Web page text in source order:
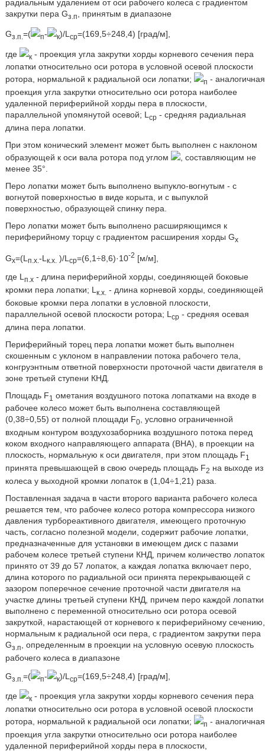
радиальным удалением от оси рабочего колеса с градиентом
закрутки пера Gз.п , принятым в диапазоне
Gз.п. =( п- к)/L ср=(169,5÷248,4) [град/м],
где к- проекция угла закрутки хорды корневого сечения пера
лопатки относительно оси ротора в условной осевой плоскости
ротора, нормальной к радиальной оси лопатки;
п - аналогичная
проекция угла закрутки относительно оси ротора наиболее
удаленной периферийной хорды пера в плоскости,
параллельной упомянутой осевой; L ср - средняя радиальная
длина пера лопатки.
При этом конический элемент может быть выполнен с наклоном
образующей к оси вала ротора под углом
, составляющим не
менее 35°.
Перо лопатки может быть выполнено выпукло-вогнутым - с
вогнутой поверхностью в виде корыта, и с выпуклой
поверхностью, образующей спинку пера.
Перо лопатки может быть выполнено расширяющимся к
периферийному торцу с градиентом расширения хорды Gх
Gх=(L п.х. -L к.х. )/L ср=(6,1÷8,6)·10-2 [м/м],
где Lп.х- длина периферийной хорды, соединяющей боковые
кромки пера лопатки; L к.х. - длина корневой хорды, соединяющей
боковые кромки пера лопатки в условной плоскости,
параллельной осевой плоскости ротора; L ср - средняя осевая
длина пера лопатки.
Периферийный торец пера лопатки может быть выполнен
скошенным с уклоном в направлении потока рабочего тела,
конгруэнтным ответной поверхности проточной части двигателя в
зоне третьей ступени КНД.
Площадь F1 ометания воздушного потока лопатками на входе в
рабочее колесо может быть выполнена составляющей
(0,38÷0,55) от полной площади F0, условно ограниченной
входным контуром воздухозаборника воздушного потока перед
коком входного направляющего аппарата (ВНА), в проекции на
плоскость, нормальную к оси двигателя, при этом площадь F1
принята превышающей в свою очередь площадь F2 на выходе из
колеса у выходной кромки лопаток в (1,04÷1,21) раза.
Поставленная задача в части второго варианта рабочего колеса
решается тем, что рабочее колесо ротора компрессора низкого
давления турбореактивного двигателя, имеющего проточную
часть, согласно полезной модели, содержит рабочие лопатки,
предназначенные для установки в имеющем диск с пазами
рабочем колесе третьей ступени КНД, причем количество лопаток
принято от 39 до 57 лопаток, а каждая лопатка включает перо,
длина которого по радиальной оси принята перекрывающей с
зазором поперечное сечение проточной части двигателя на
участке длины третьей ступени КНД, причем перо каждой лопатки
выполнено с переменной относительно оси ротора осевой
закруткой, нарастающей от корневого к периферийному сечению,
нормальным к радиальной оси пера, с градиентом закрутки пера
Gз.п
, определенным в проекции на условную осевую плоскость
рабочего колеса в диапазоне
Gз.п. =( п- к)/L ср=(169,5÷248,4) [град/м],
где к- проекция угла закрутки хорды корневого сечения пера
лопатки относительно оси ротора в условной осевой плоскости
ротора, нормальной к радиальной оси лопатки;
п - аналогичная
проекция угла закрутки относительно оси ротора наиболее
удаленной периферийной хорды пера в плоскости,